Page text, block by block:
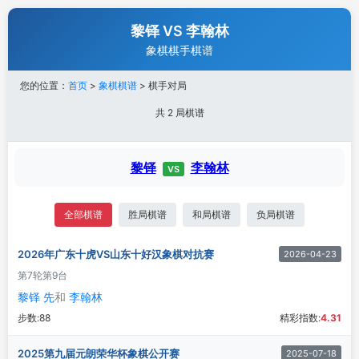
黎铎 VS 李翰林
象棋棋手棋谱
您的位置： 首页 > 象棋棋谱 > 棋手对局
共 2 局棋谱
黎铎 VS 李翰林
全部棋谱 胜局棋谱 和局棋谱 负局棋谱
2026年广东十虎VS山东十好汉象棋对抗赛 2026-04-23
第7轮第9台
黎铎 先和 李翰林
步数:88 精彩指数:4.31
2025第九届元朗荣华杯象棋公开赛 2025-07-18